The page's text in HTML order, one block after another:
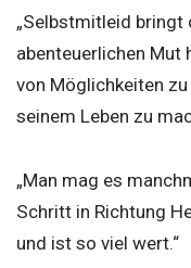
„Selbstmitleid bringt
abenteuerlichen Mut
von Möglichkeiten
seinem Leben zu
„Man mag es
Schritt in Richtung
und ist so viel wert.“